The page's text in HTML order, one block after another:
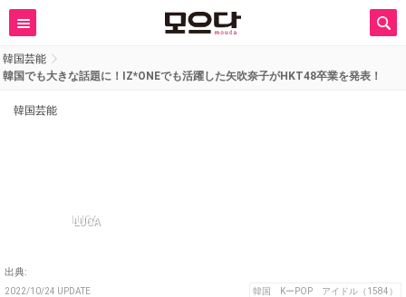
韓国芸能
韓国でも大きな話題に！IZ*ONEでも活躍した矢吹奈子がHKT48卒業を発表！
韓国芸能
LUCA
出典:
2022/10/24 UPDATE 韓国 KーPOP アイドル（1584）